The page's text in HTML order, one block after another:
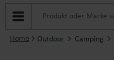
Home Outdoor Camping